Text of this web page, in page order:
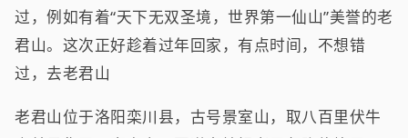
过，例如有着“天下无双圣境，世界第一仙山”美誉的老
君山。这次正好趁着过年回家，有点时间，不想错
过，去老君山
老君山位于洛阳栾川县，古号景室山，取八百里伏牛